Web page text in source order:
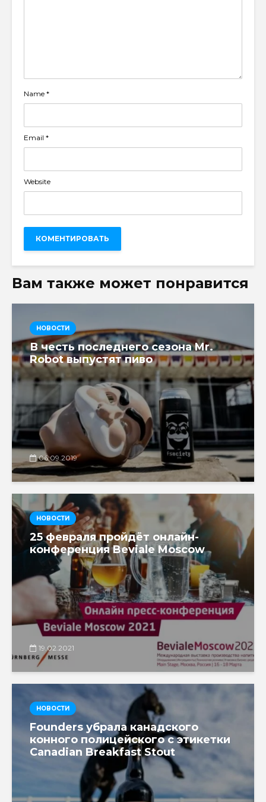
Name *
Email *
Website
Вам также может понравится
НОВОСТИ
В честь последнего сезона Mr.
Robot выпустят пиво
06.09.2019
НОВОСТИ
25 февраля пройдёт онлайн-
конференция Beviale Moscow
19.02.2021
НОВОСТИ
Founders убрала канадского
конного полицейского с этикетки
Canadian Breakfast Stout